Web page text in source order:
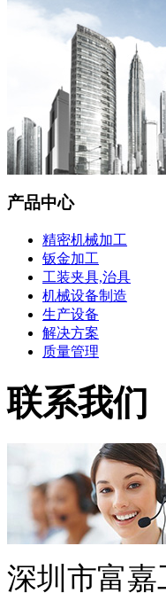
产品中心
精密机械加工
钣金加工
工装夹具,治具
机械设备制造
生产设备
解决方案
质量管理
联系我们
深圳市富